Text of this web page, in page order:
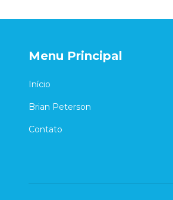
Menu Principal
Início
Brian Peterson
Contato